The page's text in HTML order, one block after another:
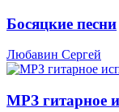
Босяцкие песни
Любавин Сергей
МРЗ гитарное